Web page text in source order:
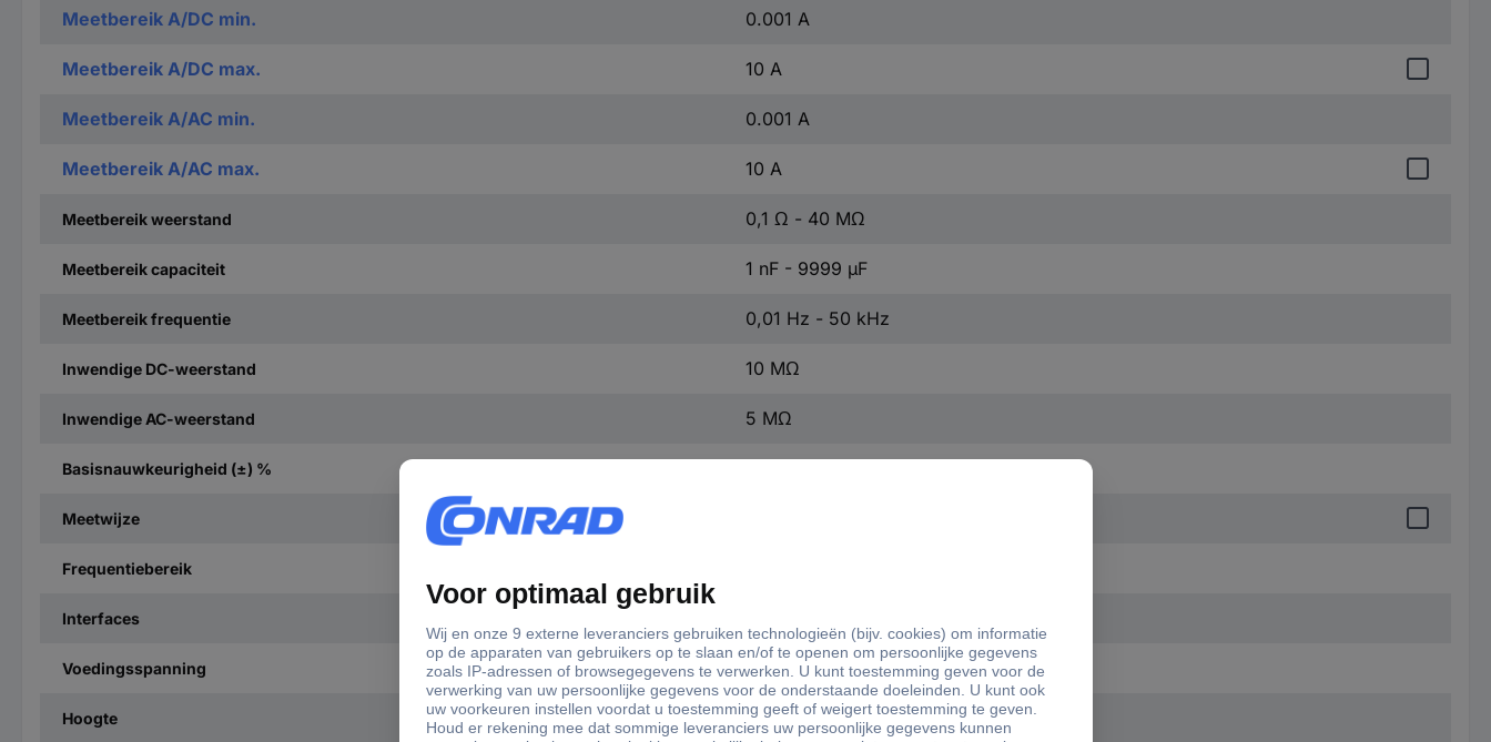
Meetbereik A/DC min. 0.001 A
Meetbereik A/DC max. 10 A
Meetbereik A/AC min. 0.001 A
Meetbereik A/AC max. 10 A
Meetbereik weerstand 0,1 Ω - 40 MΩ
Meetbereik capaciteit 1 nF - 9999 µF
Meetbereik frequentie 0,01 Hz - 50 kHz
Inwendige DC-weerstand 10 MΩ
Inwendige AC-weerstand 5 MΩ
Basisnauwkeurigheid (±) %
Meetwijze
Frequentiebereik
Interfaces
Voedingsspanning 9 V-blokbatterij
Hoogte 167 mm